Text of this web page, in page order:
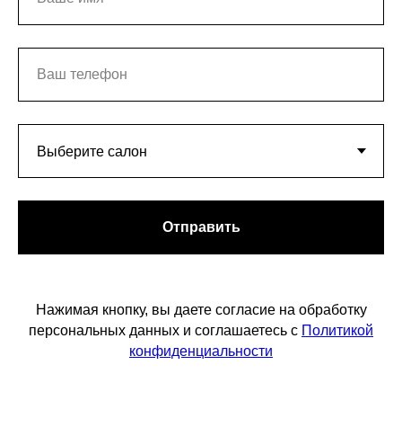
Отправить
Нажимая кнопку, вы даете согласие на обработку
персональных данных и соглашаетесь с Политикой
конфиденциальности